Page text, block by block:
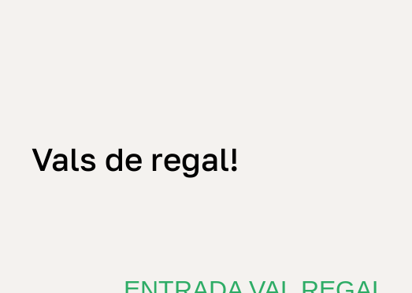
Vals de regal!